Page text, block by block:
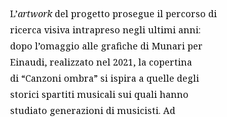
L’artworkdel progetto prosegue il percorso di
ricerca visiva intrapreso negli ultimi anni:
dopo l’omaggio alle grafiche di Munari per
Einaudi, realizzato nel 2021, la copertina
di “Canzoni ombra” si ispira a quelle degli
storici spartiti musicali sui quali hanno
studiato generazioni di musicisti. Ad